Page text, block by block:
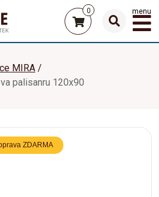
0 menu
MIRA
palisanru 120x90
ZDARMA